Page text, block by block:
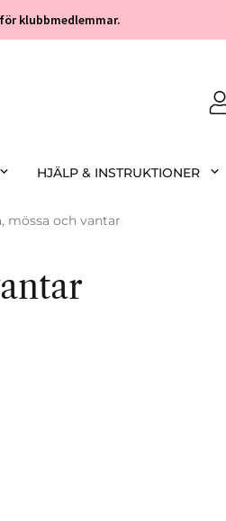
klubbmedlemmar.
HJÄLP & INSTRUKTIONER
mössa och vantar